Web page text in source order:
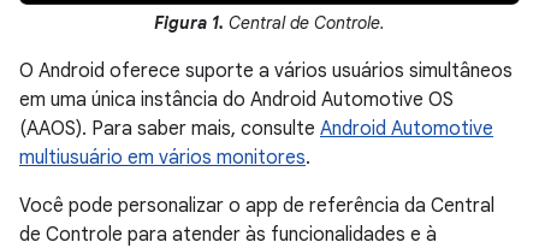
Figura 1. Central de Controle.
O Android oferece suporte a vários usuários simultâneos
em uma única instância do Android Automotive OS
(AAOS). Para saber mais, consulte Android Automotive
multiusuário em vários monitores.
Você pode personalizar o app de referência da Central
de Controle para atender às funcionalidades e à